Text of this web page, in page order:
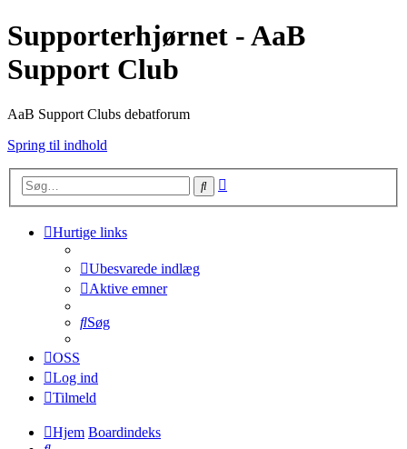
Supporterhjørnet - AaB
Support Club
AaB Support Clubs debatforum
Spring til indhold
Søg
Hurtige links
Ubesvarede indlæg
Aktive emner
Søg
OSS
Log ind
Tilmeld
Hjem Boardindeks